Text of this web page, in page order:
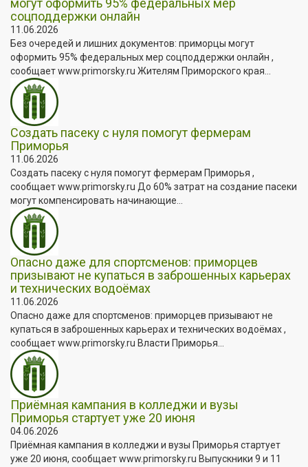
могут оформить 95% федеральных мер
соцподдержки онлайн
11.06.2026
Без очередей и лишних документов: приморцы могут
оформить 95% федеральных мер соцподдержки онлайн ,
сообщает www.primorsky.ru Жителям Приморского края...
Создать пасеку с нуля помогут фермерам
Приморья
11.06.2026
Создать пасеку с нуля помогут фермерам Приморья ,
сообщает www.primorsky.ru До 60% затрат на создание пасеки
могут компенсировать начинающие...
Опасно даже для спортсменов: приморцев
призывают не купаться в заброшенных карьерах
и технических водоёмах
11.06.2026
Опасно даже для спортсменов: приморцев призывают не
купаться в заброшенных карьерах и технических водоёмах ,
сообщает www.primorsky.ru Власти Приморья...
Приёмная кампания в колледжи и вузы
Приморья стартует уже 20 июня
04.06.2026
Приёмная кампания в колледжи и вузы Приморья стартует
уже 20 июня, сообщает www.primorsky.ru Выпускники 9 и 11